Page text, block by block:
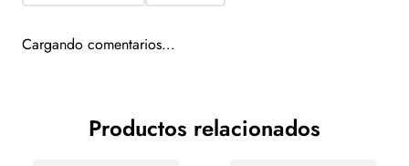
Cargando comentarios…
Productos relacionados